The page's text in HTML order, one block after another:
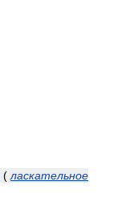
( ласкательное